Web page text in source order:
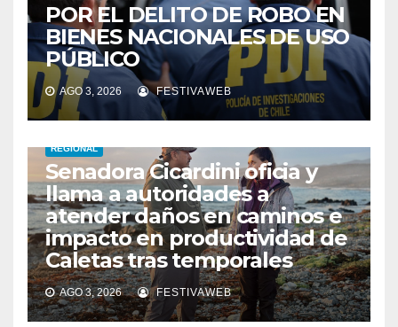
POR EL DELITO DE ROBO EN
BIENES NACIONALES DE USO
PÚBLICO
AGO 3, 2026 FESTIVAWEB
REGIONAL
Senadora Cicardini oficia y
llama a autoridades a
atender daños en caminos e
impacto en productividad de
Caletas tras temporales
AGO 3, 2026 FESTIVAWEB